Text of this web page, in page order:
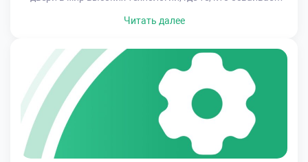
незаменимыми на рынке труда. В то время как многие
устаревания, эксперты в данной области продолжают
оставаться востребованными, наполняя свои будни
увлекательными задачами и реализацией […]
Читать далее